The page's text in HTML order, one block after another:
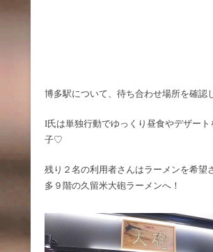
博多駅について、待ち合わせ場所を確認
I氏は単独行動でゆっくり昼食やデザート
子♡
残り２名の利用者さんはラーメンを希望
多９階の久留米大砲ラーメンへ！